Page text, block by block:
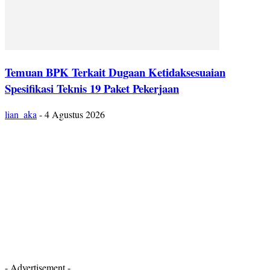
Temuan BPK Terkait Dugaan Ketidaksesuaian
Spesifikasi Teknis 19 Paket Pekerjaan
lian_aka -4 Agustus 2026
- Advertisement -